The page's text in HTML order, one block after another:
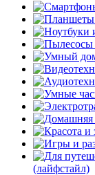
(лайфстайл)